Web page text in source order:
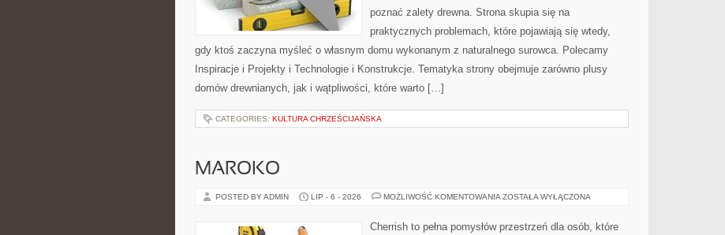
poznać zalety drewna. Strona skupia się na
praktycznych problemach, które pojawiają się wtedy,
gdy ktoś zaczyna myśleć o własnym domu wykonanym z naturalnego surowca. Polecamy
Inspiracje i Projekty i Technologie i Konstrukcje. Tematyka strony obejmuje zarówno plusy
domów drewnianych, jak i wątpliwości, które warto […]
CATEGORIES: KULTURA CHRZEŚCIJAŃSKA
MAROKO
POSTED BY ADMIN LIP - 6 - 2026 MOŻLIWOŚĆ KOMENTOWANIA MAROKO
ZOSTAŁA WYŁĄCZONA
Cherrish to pełna pomysłów przestrzeń dla osób, które